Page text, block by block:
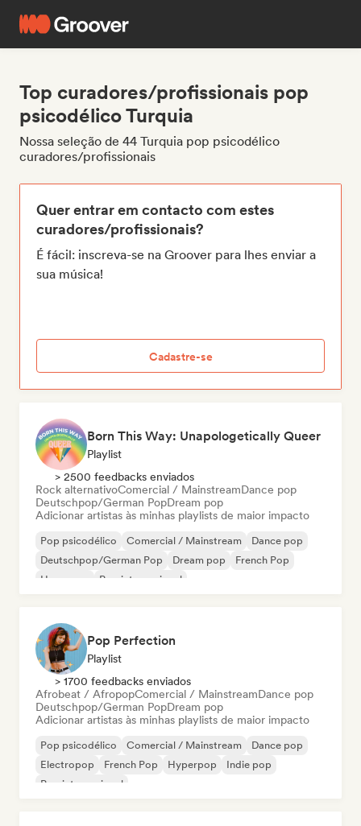
Top curadores/profissionais pop
psicodélico Turquia
Nossa seleção de 44 Turquia pop psicodélico
curadores/profissionais
Quer entrar em contacto com estes
curadores/profissionais?
É fácil: inscreva-se na Groover para lhes enviar a
sua música!
Cadastre-se
Born This Way: Unapologetically Queer
Playlist
> 2500 feedbacks enviados
Rock alternativoComercial / MainstreamDance pop
Deutschpop/German PopDream pop
Adicionar artistas às minhas playlists de maior impacto
Pop psicodélico Comercial / Mainstream
Dance pop
Deutschpop/German Pop
Dream pop
French Pop
Hyperpop
Pop internacional
Pop Perfection
Playlist
> 1700 feedbacks enviados
Afrobeat / AfropopComercial / MainstreamDance pop
Deutschpop/German PopDream pop
Adicionar artistas às minhas playlists de maior impacto
Pop psicodélico Comercial / Mainstream
Dance pop
Electropop
French Pop Hyperpop
Indie pop
Pop internacional